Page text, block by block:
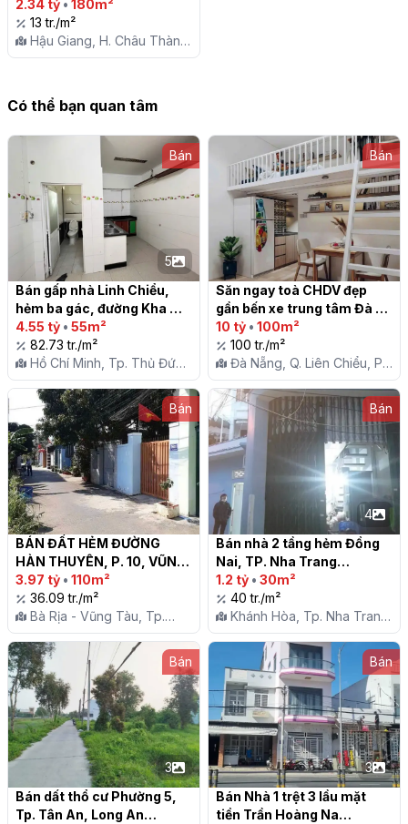
Thành, Hậu Giang
2.34 tỷ • 180m²
13 tr./m²
Hậu Giang, H. Châu Thành,
X. Đông Phú
Có thể bạn quan tâm
Bán
5
Bán gấp nhà Linh Chiểu,
hẻm ba gác, đường Kha
Vạn Cân, Thủ Đức, giá 4,55
tỷ
4.55 tỷ • 55m²
82.73 tr./m²
Hồ Chí Minh, Tp. Thủ Đức,
P. Linh Chiểu
Bán
Săn ngay toà CHDV đẹp
gần bến xe trung tâm Đà
Nẵng
10 tỷ • 100m²
100 tr./m²
Đà Nẵng, Q. Liên Chiểu, P.
Hòa Minh
Bán
BÁN ĐẤT HẺM ĐƯỜNG
HÀN THUYÊN, P. 10, VŨNG
TÀU
3.97 tỷ • 110m²
36.09 tr./m²
Bà Rịa - Vũng Tàu, Tp.
Vũng Tàu, P. 10
Bán
4
Bán nhà 2 tầng hẻm Đồng
Nai, TP. Nha Trang
1.2 tỷ • 30m²
40 tr./m²
Khánh Hòa, Tp. Nha Trang,
P. Phước Hải
Bán
3
Bán dất thổ cư Phường 5,
Tp. Tân An, Long An
Bán
3
Bán Nhà 1 trệt 3 lầu mặt
tiền Trần Hoàng Na